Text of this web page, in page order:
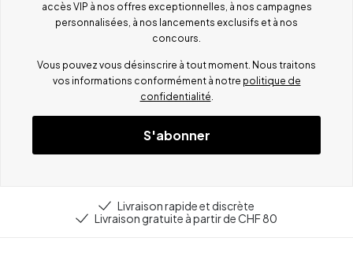
accès VIP à nos offres exceptionnelles, à nos campagnes
personnalisées, à nos lancements exclusifs et à nos
concours.
Vous pouvez vous désinscrire à tout moment. Nous traitons
vos informations conformément à notre politique de
confidentialité.
S'abonner
Livraison rapide et discrète
Livraison gratuite à partir de CHF 80